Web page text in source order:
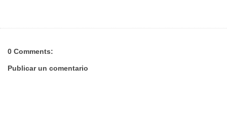
0 Comments:
Publicar un comentario